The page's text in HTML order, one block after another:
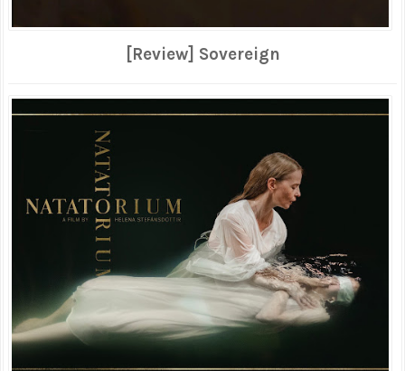
[Review] Sovereign